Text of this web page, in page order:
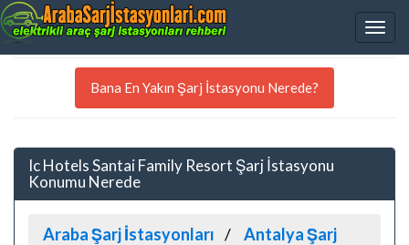
Bana En Yakın Şarj İstasyonu Nerede?
Ic Hotels Santai Family Resort Şarj İstasyonu
Konumu Nerede
Araba Şarj İstasyonları
Antalya Şarj